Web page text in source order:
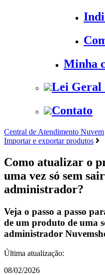
Minha
Lei Geral
Contato
Central de Atendimento Nuvem
Importar e exportar produtos
Como atualizar o
uma vez só sem
administrador?
Veja o passo a passo
de um produto de uma
administrador
Última atualização:
08/02/2026